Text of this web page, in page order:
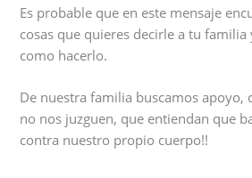
Es probable que en este mensaje
cosas que quieres decirle a tu familia
como hacerlo.
De nuestra familia buscamos apoyo,
no nos juzguen, que entiendan que
contra nuestro propio cuerpo!!